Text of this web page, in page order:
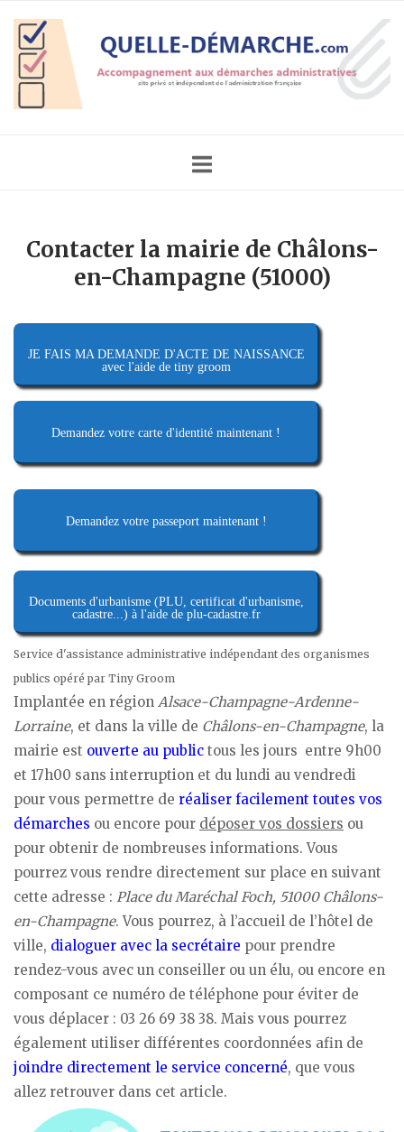
content
Home
Contacter la mairie de Châlons-
en-Champagne (51000)
JE FAIS MA DEMANDE D'ACTE DE NAISSANCE
avec l'aide de tiny groom
Demandez votre carte d'identité maintenant !
Demandez votre passeport maintenant !
Documents d'urbanisme (PLU, certificat d'urbanisme,
cadastre...) à l'aide de plu-cadastre.fr
Service d'assistance administrative indépendant des organismes
publics opéré par Tiny Groom
Implantée en région Alsace-Champagne-Ardenne-
Lorraine, et dans la ville de Châlons-en-Champagne, la
mairie est ouverte au public tous les jours entre 9h00
et 17h00 sans interruption et du lundi au vendredi
pour vous permettre de réaliser facilement toutes vos
démarches ou encore pour déposer vos dossiers ou
pour obtenir de nombreuses informations. Vous
pourrez vous rendre directement sur place en suivant
cette adresse : Place du Maréchal Foch, 51000 Châlons-
en-Champagne. Vous pourrez, à l’accueil de l’hôtel de
ville, dialoguer avec la secrétaire pour prendre
rendez-vous avec un conseiller ou un élu, ou encore en
composant ce numéro de téléphone pour éviter de
vous déplacer : 03 26 69 38 38. Mais vous pourrez
également utiliser différentes coordonnées afin de
joindre directement le service concerné, que vous
allez retrouver dans cet article.